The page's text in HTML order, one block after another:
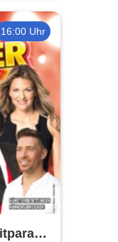
16:00 Uhr